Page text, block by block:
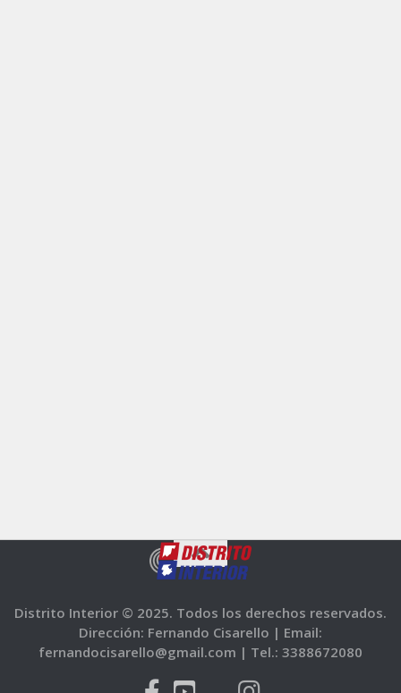
Distrito Interior © 2025. Todos los derechos reservados.
Dirección: Fernando Cisarello | Email:
fernandocisarello@gmail.com | Tel.: 3388672080